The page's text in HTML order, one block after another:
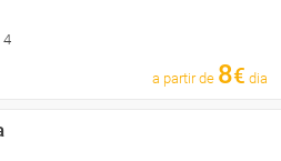
4
a partir de 8€ dia